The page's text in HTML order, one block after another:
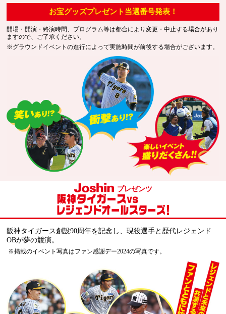
お宝グッズプレゼント当選番号発表！
開場・開演・終演時間、プログラム等は都合により変更・中止する場合があり
ますので、ご了承ください。
※グラウンドイベントの進行によって実施時間が前後する場合がございます。
プレゼンツ
阪神タイガース創設90周年を記念し、現役選手と歴代レジェンド
OBが夢の競演。
※掲載のイベント写真はファン感謝デー2024の写真です。